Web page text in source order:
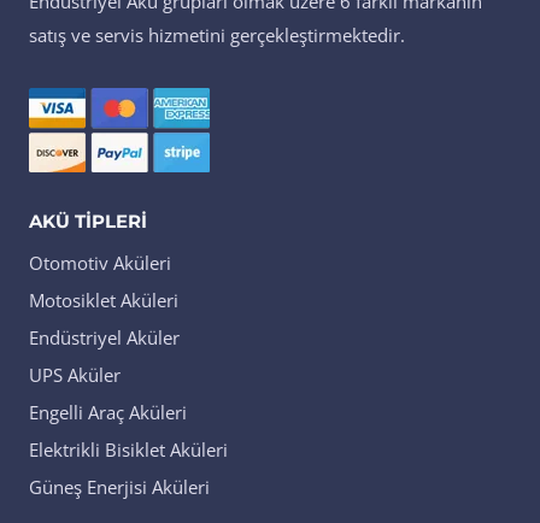
satış ve servis hizmetini gerçekleştirmektedir.
AKÜ TIPLERI
Otomotiv Aküleri
Motosiklet Aküleri
Endüstriyel Aküler
UPS Aküler
Engelli Araç Aküleri
Elektrikli Bisiklet Aküleri
Güneş Enerjisi Aküleri